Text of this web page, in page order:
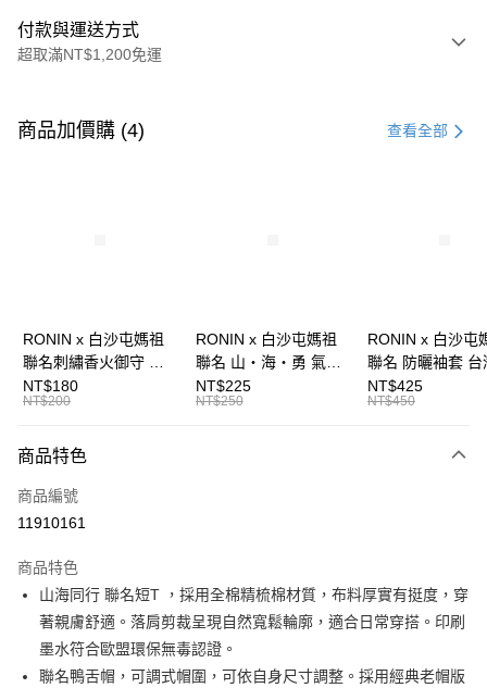
付款與運送方式
超取滿NT$1,200免運
信用卡一次付款
臺灣中小企業銀行
台中商業銀行
匯豐（台灣）商業銀行
華泰商業銀行
聯邦商業銀行
遠東國際商業銀行
元大商業銀行
台灣樂天信用卡公司
悠遊付
大哥付你分期
【大哥付你分期使用說明】
2.付款方式選擇「大哥付你分期」，訂單成立後會自動跳轉到大哥付的交易
流程，驗證手機門號後，選擇欲分期的期數、繳款截止日，確認付款後即完
4.訂單成立30分鐘內，如未前往確認交易或遇審核未通過，訂單將自動取
消。如遇「轉專審核」未通過狀況，表示未達大哥付你分期系統評分，恕無
法說明評估內容。
【繳款方式說明】
1.分期款項不併入電信帳單，「大哥付你分期」於每月結算日後寄送繳費提
醒簡訊。
相關說明
【關於「AFTEE先享後付」】
便利好安心！
２．便利：只要手機號碼，簡訊認證，即可結帳。
３．安心：先確認商品／服務後，再付款。
【「AFTEE先享後付」結帳流程】
１．於結帳方式選擇「AFTEE先享後付」後，將跳轉至「AFTEE先享後付」
貨到付款
運送方式
全家取貨付款
商品加價購 (4) 查看全部
RONIN x 白沙屯媽祖
聯名刺繡香火御守 山
海同行x聖母護航
C700
NT$180
NT$200
RONIN x 白沙屯媽祖
聯名 山・海・勇 氣墊
機能襪 C714
NT$225
NT$250
RONIN x 白沙屯
聯名 防曬袖套 台
造 C702
NT$425
NT$450
商品特色
商品編號
11910161
商品特色
山海同行 聯名短T ，採用全棉精梳棉材質，布料厚實有挺度，穿
著親膚舒適。落肩剪裁呈現自然寬鬆輪廓，適合日常穿搭。印刷
墨水符合歐盟環保無毒認證。
聯名鴨舌帽，可調式帽圍，可依自身尺寸調整。採用經典老帽版